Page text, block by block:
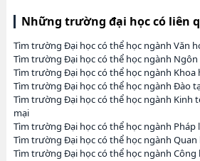
Những trường đại học có liên
Tìm trường Đại học có thể học ngành Văn
Tìm trường Đại học có thể học ngành
Tìm trường Đại học có thể học ngành Khoa
Tìm trường Đại học có thể học ngành Đào
Tìm trường Đại học có thể học ngành Kinh
mại
Tìm trường Đại học có thể học ngành Pháp
Tìm trường Đại học có thể học ngành Quan
Tìm trường Đại học có thể học ngành Công